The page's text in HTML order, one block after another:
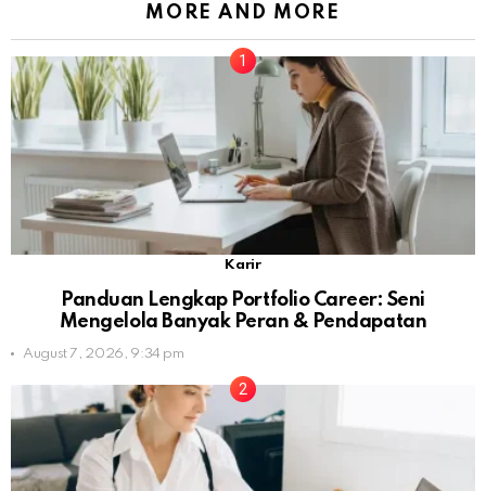
MORE AND MORE
Karir
Panduan Lengkap Portfolio Career: Seni
Mengelola Banyak Peran & Pendapatan
August 7, 2026, 9:34 pm